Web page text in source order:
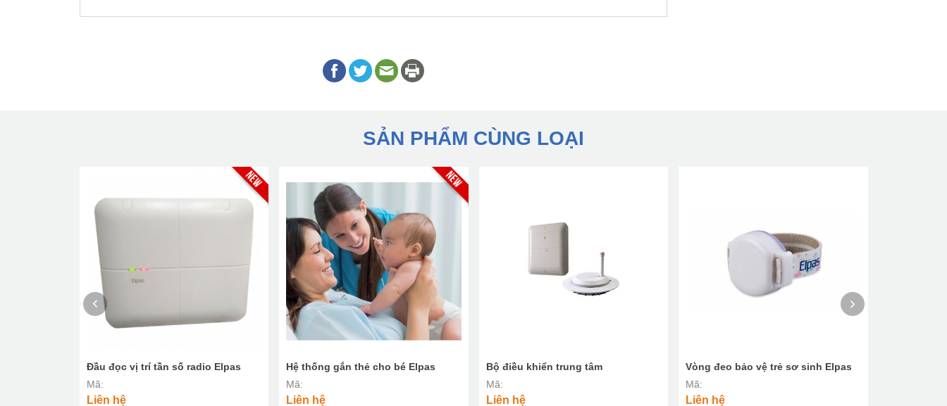
SẢN PHẨM CÙNG LOẠI
Đầu đọc vị trí tần số radio Elpas
Mã:
Liên hệ
Hệ thống gắn thẻ cho bé Elpas
Mã:
Liên hệ
Bộ điều khiển trung tâm
Mã:
Liên hệ
Vòng đeo bảo vệ trẻ sơ sinh Elpas
Mã:
Liên hệ